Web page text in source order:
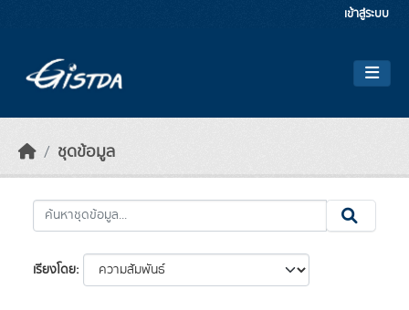
เข้าสู่ระบบ
ชุดข้อมูล
เรียงโดย